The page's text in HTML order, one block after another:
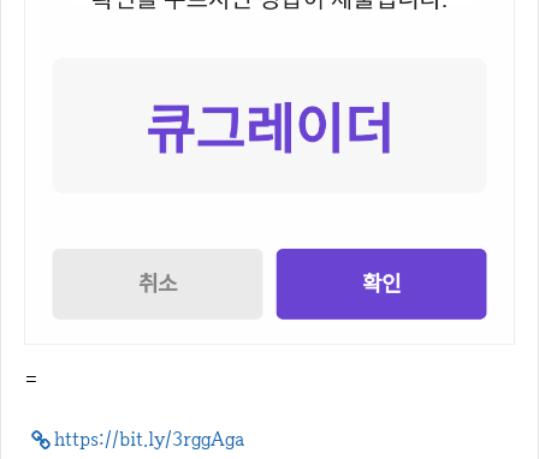
=
https://bit.ly/3rggAga